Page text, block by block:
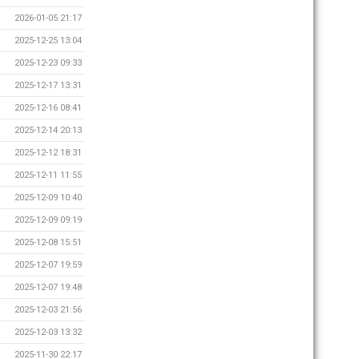
2026-01-05 21:17
2025-12-25 13:04
2025-12-23 09:33
2025-12-17 13:31
2025-12-16 08:41
2025-12-14 20:13
2025-12-12 18:31
2025-12-11 11:55
2025-12-09 10:40
2025-12-09 09:19
2025-12-08 15:51
2025-12-07 19:59
2025-12-07 19:48
2025-12-03 21:56
2025-12-03 13:32
2025-11-30 22:17